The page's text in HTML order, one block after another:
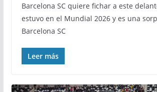
Barcelona SC quiere fichar a este
estuvo en el Mundial 2026 y es una
Barcelona SC
Leer más